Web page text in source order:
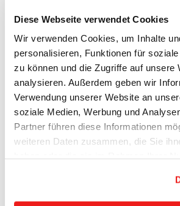
Diese Webseite verwendet Cookies
Wir verwenden Cookies, um Inhalte
personalisieren, Funktionen für
zu können und die Zugriffe auf unsere
analysieren. Außerdem geben wir
Verwendung unserer Website an
soziale Medien, Werbung und
Partner führen diese Informationen
weiteren Daten zusammen, die Sie
Po­li­tik en­det nicht am
wir blei­ben prä­sent!
23.04.2026| BLOG
Auch nach der
uns: Wir bleiben präsent,
ansprechbar und im